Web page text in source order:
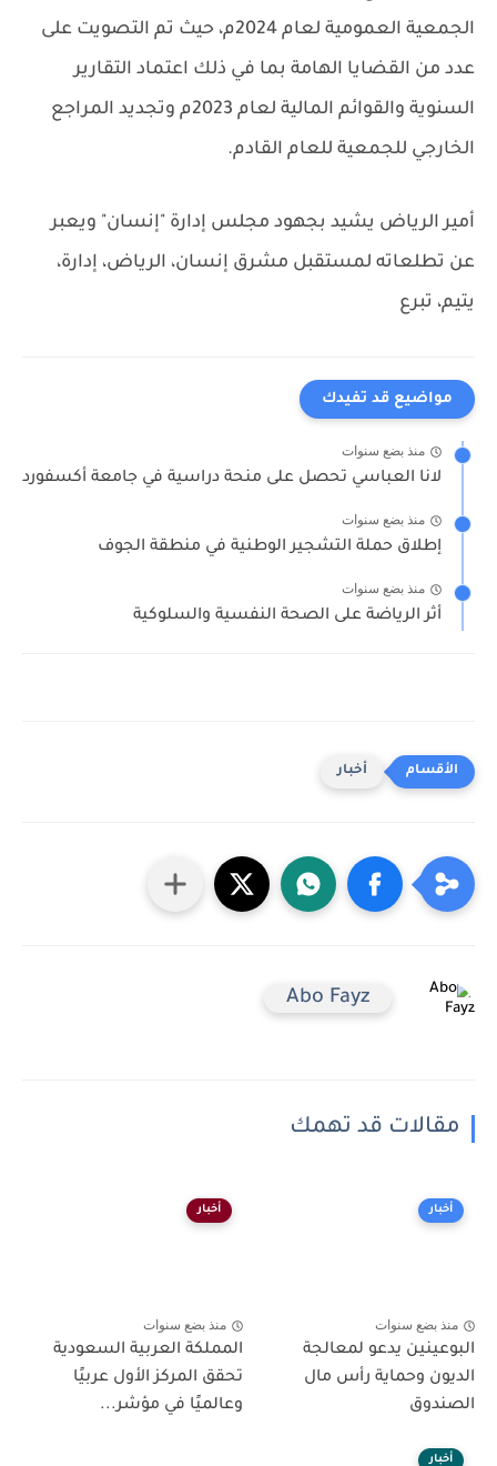
الجمعية العمومية لعام 2024م، حيث تم التصويت على
عدد من القضايا الهامة بما في ذلك اعتماد التقارير
السنوية والقوائم المالية لعام 2023م وتجديد المراجع
الخارجي للجمعية للعام القادم.
أمير الرياض يشيد بجهود مجلس إدارة "إنسان" ويعبر
عن تطلعاته لمستقبل مشرق إنسان، الرياض، إدارة،
يتيم، تبرع
مواضيع قد تفيدك
منذ بضع سنوات
لانا العباسي تحصل على منحة دراسية في جامعة أكسفورد
منذ بضع سنوات
إطلاق حملة التشجير الوطنية في منطقة الجوف
منذ بضع سنوات
أثر الرياضة على الصحة النفسية والسلوكية
أخبار
Abo Fayz
مقالات قد تهمك
أخبار
منذ بضع سنوات
البوعينين يدعو لمعالجة
الديون وحماية رأس مال
الصندوق
أخبار
منذ بضع سنوات
المملكة العربية السعودية
تحقق المركز الأول عربيًا
وعالميًا في مؤشر...
أخبار